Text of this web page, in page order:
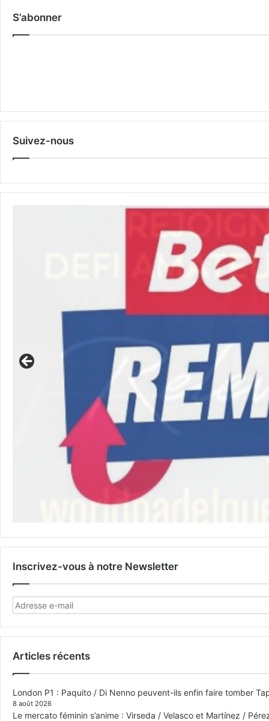
S’abonner
Suivez-nous
Inscrivez-vous à notre Newsletter
Articles récents
London P1 : Paquito / Di Nenno peuvent-ils enfin faire tomber
8 août 2026
Le mercato féminin s’anime : Virseda / Velasco et Martínez /